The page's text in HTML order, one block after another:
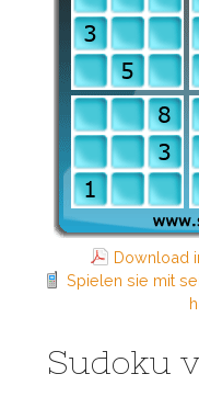
Download
Spielen sie mit
Sudoku